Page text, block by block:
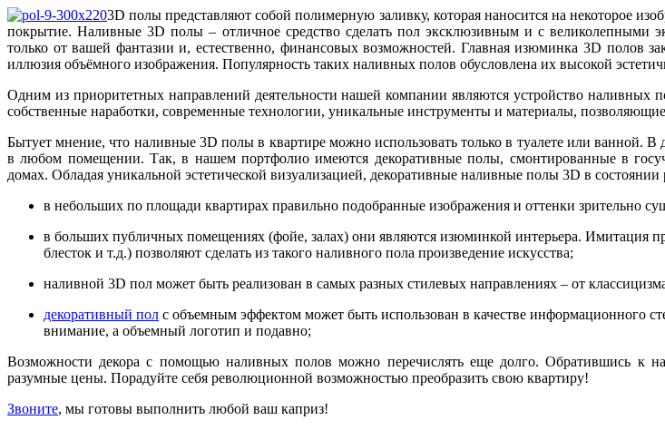
3D полы представляют собой полимерную заливку, которая наносится на некоторое
покрытие. Наливные 3D полы – отличное средство сделать пол эксклюзивным и с великолепными
только от вашей фантазии и, естественно, финансовых возможностей. Главная изюминка 3D полов
иллюзия объёмного изображения. Популярность таких наливных полов обусловлена их высокой
Одним из приоритетных направлений деятельности нашей компании являются устройство
собственные наработки, современные технологии, уникальные инструменты и материалы,
Бытует мнение, что наливные 3D полы в квартире можно использовать только в туалете или ванной.
в любом помещении. Так, в нашем портфолио имеются декоративные полы, смонтированные в
домах. Обладая уникальной эстетической визуализацией, декоративные наливные полы 3D в
в небольших по площади квартирах правильно подобранные изображения и оттенки зрительно
в больших публичных помещениях (фойе, залах) они являются изюминкой интерьера. Имитация
блесток и т.д.) позволяют сделать из такого наливного пола произведение искусства;
наливной 3D пол может быть реализован в самых разных стилевых направлениях – от
декоративный пол с объемным эффектом может быть использован в качестве информационного
внимание, а объемный логотип и подавно;
Возможности декора с помощью наливных полов можно перечислять еще долго. Обратившись к
разумные цены. Порадуйте себя революционной возможностью преобразить свою квартиру!
Звоните, мы готовы выполнить любой ваш каприз!